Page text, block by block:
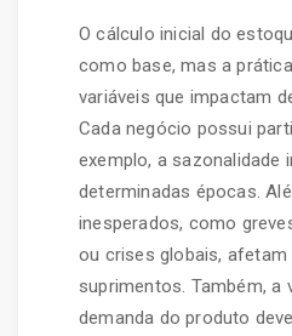
O cálculo inicial do
como base, mas a
variáveis que impactam
Cada negócio possui
exemplo, a sazonalidade
determinadas épocas.
inesperados, como
ou crises globais, afetam
suprimentos. Também, a
demanda do produto